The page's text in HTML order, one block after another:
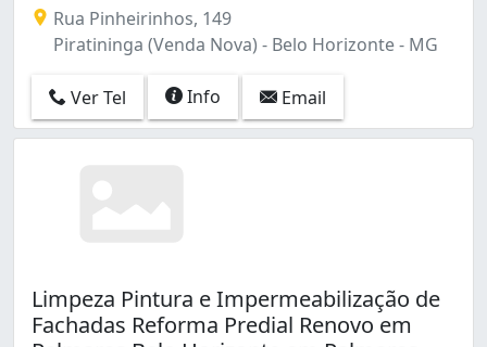
Rua Pinheirinhos, 149
Piratininga (Venda Nova) - Belo Horizonte - MG
Ver Tel Info Email
Limpeza Pintura e Impermeabilização de
Fachadas Reforma Predial Renovo em